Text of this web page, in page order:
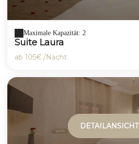
Maximale Kapazität: 2
Suite Laura
ab 105€ /Nacht
DETAILANSICHT